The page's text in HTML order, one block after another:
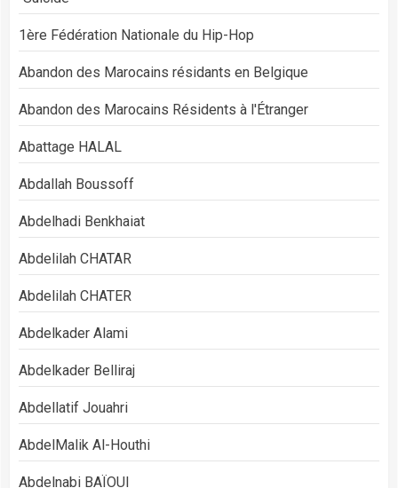
1ère Fédération Nationale du Hip-Hop
Abandon des Marocains résidants en Belgique
Abandon des Marocains Résidents à l'Étranger
Abattage HALAL
Abdallah Boussoff
Abdelhadi Benkhaiat
Abdelilah CHATAR
Abdelilah CHATER
Abdelkader Alami
Abdelkader Belliraj
Abdellatif Jouahri
AbdelMalik Al-Houthi
Abdelnabi BAÏOUI